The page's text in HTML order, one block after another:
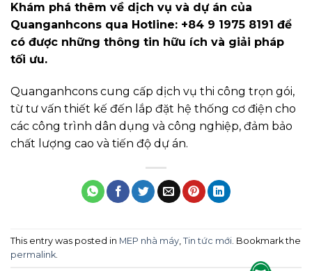
Khám phá thêm về dịch vụ và dự án của
Quanganhcons qua Hotline: +84 9 1975 8191 để
có được những thông tin hữu ích và giải pháp
tối ưu.
Quanganhcons cung cấp dịch vụ thi công trọn gói,
từ tư vấn thiết kế đến lắp đặt hệ thống cơ điện cho
các công trình dân dụng và công nghiệp, đảm bảo
chất lượng cao và tiến độ dự án.
This entry was posted in MEP nhà máy Tin tức mới . Bookmark the
permalink